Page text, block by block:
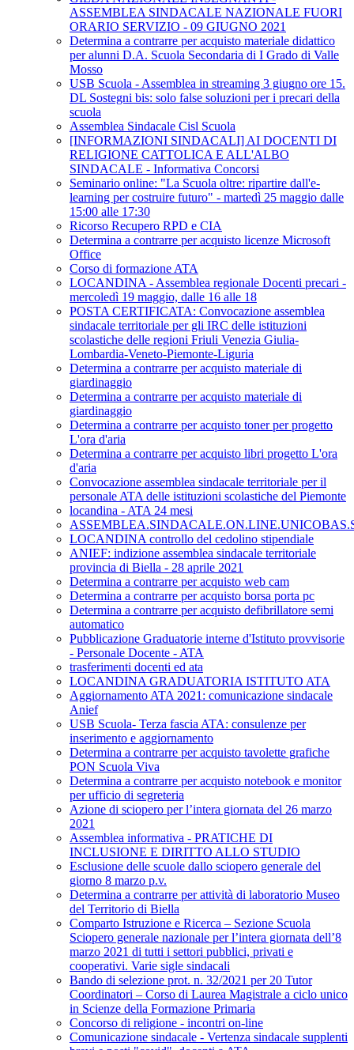
ASSEMBLEA SINDACALE NAZIONALE FUORI
ORARIO SERVIZIO - 09 GIUGNO 2021
Determina a contrarre per acquisto materiale didattico
per alunni D.A. Scuola Secondaria di I Grado di Valle
Mosso
USB Scuola - Assemblea in streaming 3 giugno ore 15.
DL Sostegni bis: solo false soluzioni per i precari della
scuola
Assemblea Sindacale Cisl Scuola
[INFORMAZIONI SINDACALI] AI DOCENTI DI
RELIGIONE CATTOLICA E ALL'ALBO
SINDACALE - Informativa Concorsi
Seminario online: "La Scuola oltre: ripartire dall'e-
learning per costruire futuro" - martedì 25 maggio dalle
15:00 alle 17:30
Ricorso Recupero RPD e CIA
Determina a contrarre per acquisto licenze Microsoft
Office
Corso di formazione ATA
LOCANDINA - Assemblea regionale Docenti precari -
mercoledì 19 maggio, dalle 16 alle 18
POSTA CERTIFICATA: Convocazione assemblea
sindacale territoriale per gli IRC delle istituzioni
scolastiche delle regioni Friuli Venezia Giulia-
Lombardia-Veneto-Piemonte-Liguria
Determina a contrarre per acquisto materiale di
giardinaggio
Determina a contrarre per acquisto materiale di
giardinaggio
Determina a contrarre per acquisto toner per progetto
L'ora d'aria
Determina a contrarre per acquisto libri progetto L'ora
d'aria
Convocazione assemblea sindacale territoriale per il
personale ATA delle istituzioni scolastiche del Piemonte
locandina - ATA 24 mesi
LOCANDINA controllo del cedolino stipendiale
ANIEF: indizione assemblea sindacale territoriale
provincia di Biella - 28 aprile 2021
Determina a contrarre per acquisto web cam
Determina a contrarre per acquisto borsa porta pc
Determina a contrarre per acquisto defibrillatore semi
automatico
Pubblicazione Graduatorie interne d'Istituto provvisorie
- Personale Docente - ATA
trasferimenti docenti ed ata
LOCANDINA GRADUATORIA ISTITUTO ATA
Aggiornamento ATA 2021: comunicazione sindacale
Anief
USB Scuola- Terza fascia ATA: consulenze per
inserimento e aggiornamento
Determina a contrarre per acquisto tavolette grafiche
PON Scuola Viva
Determina a contrarre per acquisto notebook e monitor
per ufficio di segreteria
Azione di sciopero per l’intera giornata del 26 marzo
2021
Assemblea informativa - PRATICHE DI
INCLUSIONE E DIRITTO ALLO STUDIO
Esclusione delle scuole dallo sciopero generale del
giorno 8 marzo p.v.
Determina a contrarre per attività di laboratorio Museo
del Territorio di Biella
Comparto Istruzione e Ricerca – Sezione Scuola
Sciopero generale nazionale per l’intera giornata dell’8
marzo 2021 di tutti i settori pubblici, privati e
cooperativi. Varie sigle sindacali
Bando di selezione prot. n. 32/2021 per 20 Tutor
Coordinatori – Corso di Laurea Magistrale a ciclo unico
in Scienze della Formazione Primaria
Concorso di religione - incontri on-line
Comunicazione sindacale - Vertenza sindacale supplenti